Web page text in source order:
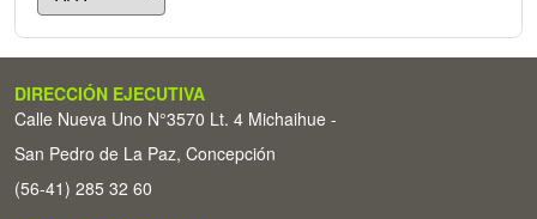
DIRECCIÓN EJECUTIVA
Calle Nueva Uno N°3570 Lt. 4 Michaihue -
San Pedro de La Paz, Concepción
(56-41) 285 32 60